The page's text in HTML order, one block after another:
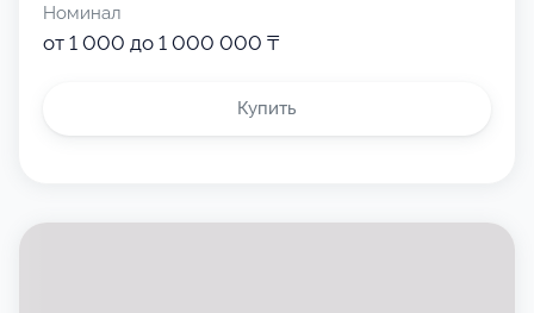
Номинал
от 1 000 до 1 000 000 ₸
Купить